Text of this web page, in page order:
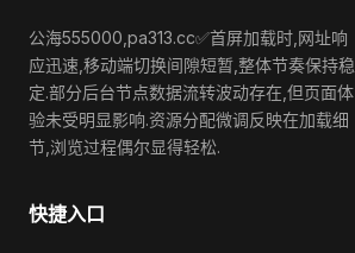
公海555000,pa313.cc✅首屏加载时,网址响
应迅速,移动端切换间隙短暂,整体节奏保持稳
定.部分后台节点数据流转波动存在,但页面体
验未受明显影响.资源分配微调反映在加载细
节,浏览过程偶尔显得轻松.
快捷入口